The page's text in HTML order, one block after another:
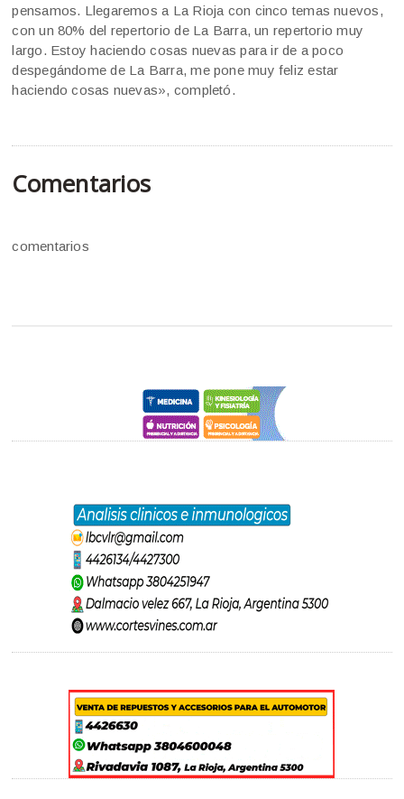
pensamos. Llegaremos a La Rioja con cinco temas nuevos,
con un 80% del repertorio de La Barra, un repertorio muy
largo. Estoy haciendo cosas nuevas para ir de a poco
despegándome de La Barra, me pone muy feliz estar
haciendo cosas nuevas», completó.
Comentarios
comentarios